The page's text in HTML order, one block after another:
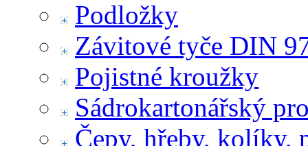
Podložky
Závitové tyče DIN
Pojistné kroužky
Sádrokartonářský
Čepy, hřeby, kolíky,